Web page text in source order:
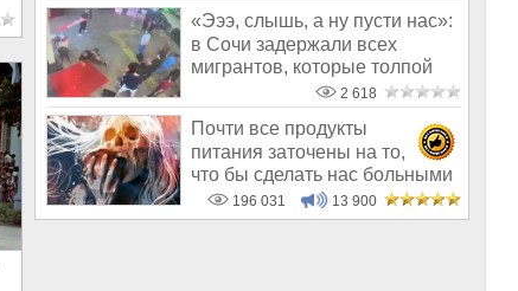
«Эээ, слышь, а ну пусти нас»:
в Сочи задержали всех
мигрантов, которые толпой
2 618
Почти все продукты
питания заточены на то,
что бы сделать нас больными
и бесплодным
196 031 13 900